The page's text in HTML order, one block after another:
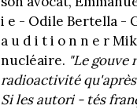
i e - Odile Bertella -
a u d i t i o n n e r
nucléaire. "Le gouve
radioactivité qu'après
Si les autori - tés